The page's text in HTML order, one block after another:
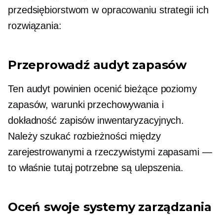
przedsiębiorstwom w opracowaniu strategii ich
rozwiązania:
Przeprowadź audyt zapasów
Ten audyt powinien ocenić bieżące poziomy
zapasów, warunki przechowywania i
dokładność zapisów inwentaryzacyjnych.
Należy szukać rozbieżności między
zarejestrowanymi a rzeczywistymi zapasami —
to właśnie tutaj potrzebne są ulepszenia.
Oceń swoje systemy zarządzania